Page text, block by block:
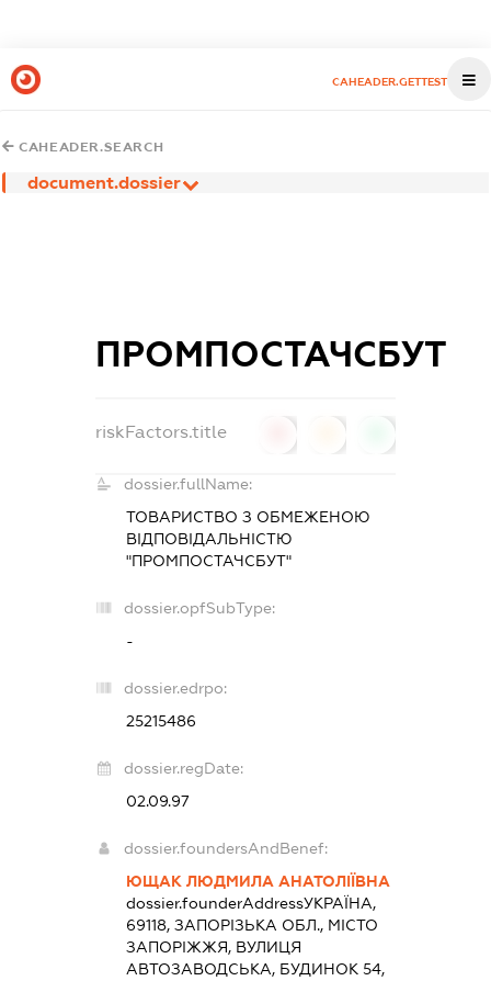
CAHEADER.GETTEST
CAHEADER.SEARCH
document.dossier
ПРОМПОСТАЧСБУТ
riskFactors.title
dossier.fullName:
ТОВАРИСТВО З ОБМЕЖЕНОЮ
ВІДПОВІДАЛЬНІСТЮ
"ПРОМПОСТАЧСБУТ"
dossier.opfSubType:
-
dossier.edrpo:
25215486
dossier.regDate:
02.09.97
dossier.foundersAndBenef:
ЮЩАК ЛЮДМИЛА АНАТОЛІЇВНА
dossier.founderAddressУКРАЇНА,
69118, ЗАПОРІЗЬКА ОБЛ., МІСТО
ЗАПОРІЖЖЯ, ВУЛИЦЯ
АВТОЗАВОДСЬКА, БУДИНОК 54,